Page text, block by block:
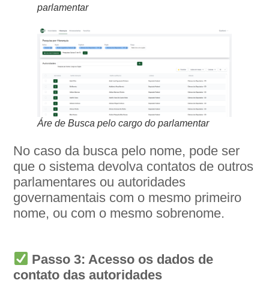
parlamentar
Áre de Busca pelo cargo do parlamentar
No caso da busca pelo nome, pode ser
que o sistema devolva contatos de outros
parlamentares ou autoridades
governamentais com o mesmo primeiro
nome, ou com o mesmo sobrenome.
Passo 3: Acesso os dados de
contato das autoridades